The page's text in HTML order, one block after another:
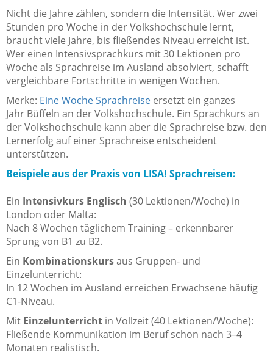
Nicht die Jahre zählen, sondern die Intensität. Wer zwei
Stunden pro Woche in der Volkshochschule lernt,
braucht viele Jahre, bis fließendes Niveau erreicht ist.
Wer einen Intensivsprachkurs mit 30 Lektionen pro
Woche als Sprachreise im Ausland absolviert, schafft
vergleichbare Fortschritte in wenigen Wochen.
Merke: Eine Woche Sprachreise ersetzt ein ganzes
Jahr Büffeln an der Volkshochschule. Ein Sprachkurs an
der Volkshochschule kann aber die Sprachreise bzw. den
Lernerfolg auf einer Sprachreise entscheident
unterstützen.
Beispiele aus der Praxis von LISA! Sprachreisen:
Ein Intensivkurs Englisch (30 Lektionen/Woche) in
London oder Malta:
Nach 8 Wochen täglichem Training – erkennbarer
Sprung von B1 zu B2.
Ein Kombinationskursaus Gruppen- und
Einzelunterricht:
In 12 Wochen im Ausland erreichen Erwachsene häufig
C1-Niveau.
Mit Einzelunterricht in Vollzeit (40 Lektionen/Woche):
Fließende Kommunikation im Beruf schon nach 3–4
Monaten realistisch.